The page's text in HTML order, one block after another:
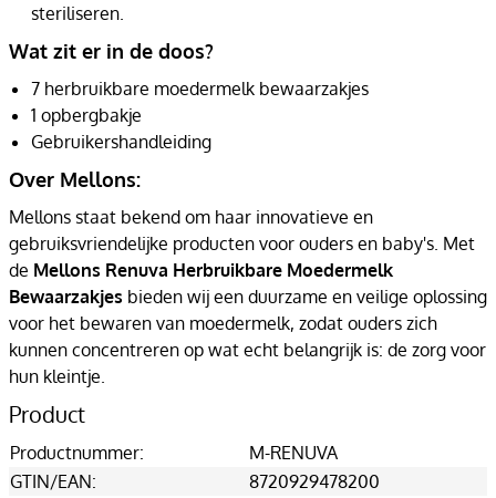
steriliseren.
Wat zit er in de doos?
7 herbruikbare moedermelk bewaarzakjes
1 opbergbakje
Gebruikershandleiding
Over Mellons:
Mellons staat bekend om haar innovatieve en
gebruiksvriendelijke producten voor ouders en baby's. Met
de Mellons Renuva Herbruikbare Moedermelk
Bewaarzakjes bieden wij een duurzame en veilige oplossing
voor het bewaren van moedermelk, zodat ouders zich
kunnen concentreren op wat echt belangrijk is: de zorg voor
hun kleintje.
Product
Productnummer:
M-RENUVA
GTIN/EAN:
8720929478200